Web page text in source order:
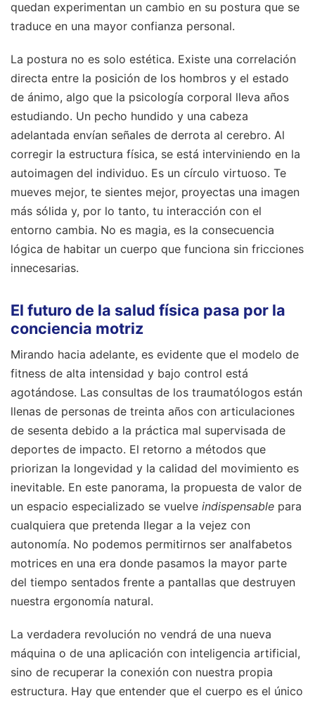
quedan experimentan un cambio en su postura que se
traduce en una mayor confianza personal.
La postura no es solo estética. Existe una correlación
directa entre la posición de los hombros y el estado
de ánimo, algo que la psicología corporal lleva años
estudiando. Un pecho hundido y una cabeza
adelantada envían señales de derrota al cerebro. Al
corregir la estructura física, se está interviniendo en la
autoimagen del individuo. Es un círculo virtuoso. Te
mueves mejor, te sientes mejor, proyectas una imagen
más sólida y, por lo tanto, tu interacción con el
entorno cambia. No es magia, es la consecuencia
lógica de habitar un cuerpo que funciona sin fricciones
innecesarias.
El futuro de la salud física pasa por la
conciencia motriz
Mirando hacia adelante, es evidente que el modelo de
fitness de alta intensidad y bajo control está
agotándose. Las consultas de los traumatólogos están
llenas de personas de treinta años con articulaciones
de sesenta debido a la práctica mal supervisada de
deportes de impacto. El retorno a métodos que
priorizan la longevidad y la calidad del movimiento es
inevitable. En este panorama, la propuesta de valor de
un espacio especializado se vuelve indispensable para
cualquiera que pretenda llegar a la vejez con
autonomía. No podemos permitirnos ser analfabetos
motrices en una era donde pasamos la mayor parte
del tiempo sentados frente a pantallas que destruyen
nuestra ergonomía natural.
La verdadera revolución no vendrá de una nueva
máquina o de una aplicación con inteligencia artificial,
sino de recuperar la conexión con nuestra propia
estructura. Hay que entender que el cuerpo es el único